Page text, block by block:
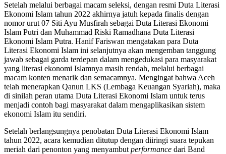
Setelah melalui berbagai macam seleksi, dengan resmi Duta Literasi
Ekonomi Islam tahun 2022 akhirnya jatuh kepada finalis dengan
nomor urut 07 Siti Ayu Musfirah sebagai Duta Literasi Ekonomi
Islam Putri dan Muhammad Riski Ramadhana Duta Literasi
Ekonomi Islam Putra. Hanif Fariswan mengatakan para Duta
Literasi Ekonomi Islam ini selanjutnya akan mengemban tanggung
jawab sebagai garda terdepan dalam mengedukasi para masyarakat
yang literasi ekonomi Islamnya masih rendah, melalui berbagai
macam konten menarik dan semacamnya. Mengingat bahwa Aceh
telah menerapkan Qanun LKS (Lembaga Keuangan Syariah), maka
di sinilah peran utama Duta Literasi Ekonomi Islam untuk terus
menjadi contoh bagi masyarakat dalam mengaplikasikan sistem
ekonomi Islam itu sendiri.
Setelah berlangsungnya penobatan Duta Literasi Ekonomi Islam
tahun 2022, acara kemudian ditutup dengan diiringi suara tepukan
meriah dari penonton yang menyambut performance dari Band